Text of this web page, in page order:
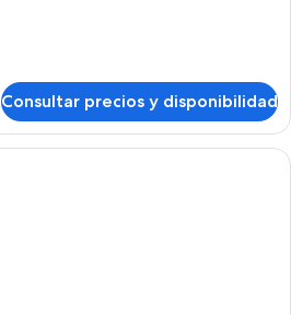
Consultar precios y disponibilidad
Una habitación de hotel moderna